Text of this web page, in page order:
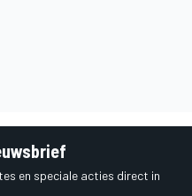
en speciale acties direct in